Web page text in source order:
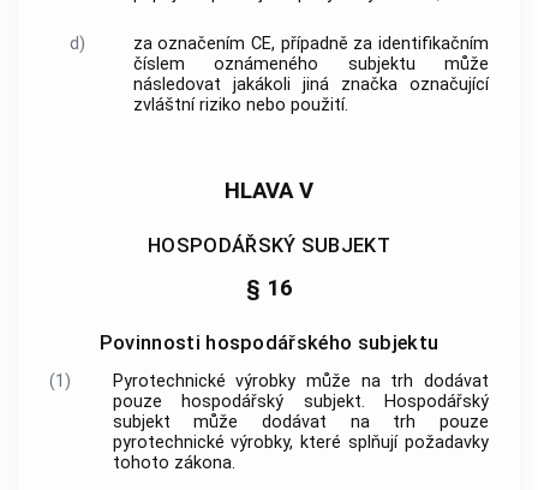
d) zaoznačením CE, případně za identifikačním
číslemoznámeného subjektu může
následovat jakákoli jiná značka označující
zvláštní riziko nebo použití.
HLAVA V
HOSPODÁŘSKÝ SUBJEKT
§ 16
Povinnosti hospodářského subjektu
(1) Pyrotechnické výrobky může na trh dodávat
pouze
hospodářský subjekt.
Hospodářský
subjekt může dodávat na trh pouze
pyrotechnické výrobky, které splňují požadavky
tohoto zákona.